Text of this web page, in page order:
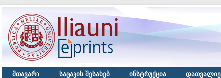
მთავარი საცავის შესახებ ინსტრუქცია